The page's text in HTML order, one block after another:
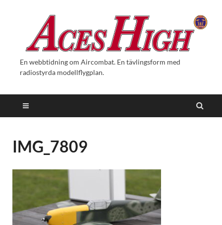
En webbtidning om Aircombat. En tävlingsform med
radiostyrda modellflygplan.
IMG_7809